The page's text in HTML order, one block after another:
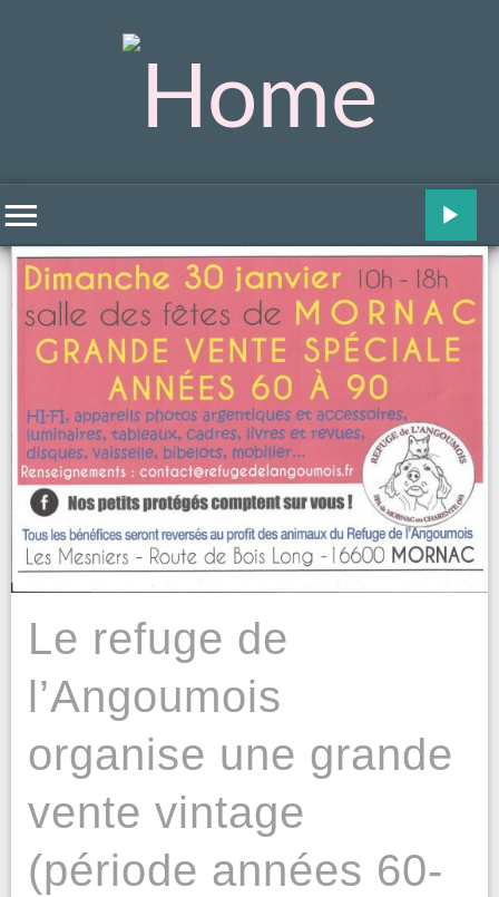
Le refuge de
l’Angoumois
organise une grande
vente vintage
(période années 60-